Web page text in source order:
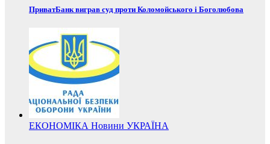
ПриватБанк виграв суд проти Коломойського і Боголюбова
ЕКОНОМІКА Новини УКРАЇНА